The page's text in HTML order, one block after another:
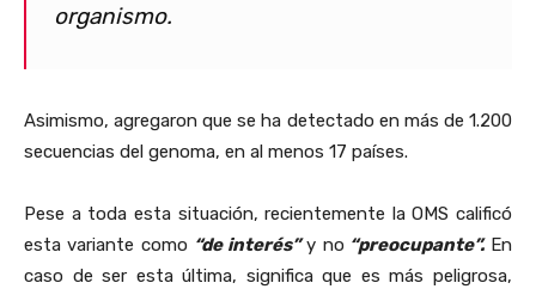
organismo.
Asimismo, agregaron que se ha detectado en más de 1.200
secuencias del genoma, en al menos 17 países.
Pese a toda esta situación, recientemente la OMS calificó
esta variante como “de interés”y no “preocupante”.En
caso de ser esta última, significa que es más peligrosa,